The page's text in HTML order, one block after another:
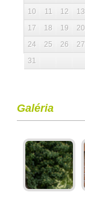
10
11 12 13
17
18 19 20
24
25 26 27
31
Galéria